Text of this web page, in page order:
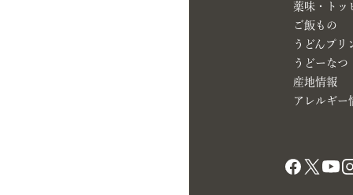
薬味・トッ
ご飯もの
うどんプリ
うどーなつ
産地情報
アレルギー